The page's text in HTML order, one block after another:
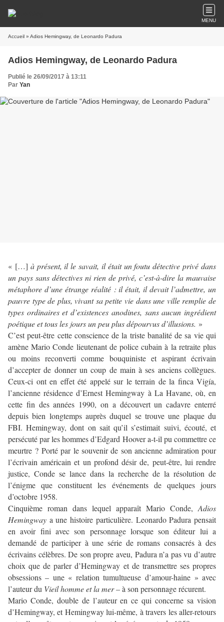
MENU
Accueil » Adios Hemingway, de Leonardo Padura
Adios Hemingway, de Leonardo Padura
Publié le 26/09/2017 à 13:11
Par Yan
« […] à présent, il le savait, il était un foutu détective privé dans
un pays sans détectives ni rien de privé, c’est-à-dire la mauvaise
métaphore d’une étrange réalité : il était, il devait l’admettre, un
pauvre type de plus, vivant sa petite vie dans une ville remplie de
types ordinaires et d’existences anodines, sans aucun ingrédient
poétique et tous les jours un peu plus dépourvus d’illusions. »
C’est peut-être cette conscience de la triste banalité de sa vie qui
amène Mario Conde lieutenant de police cubain à la retraite plus
ou moins reconverti comme bouquiniste et aspirant écrivain
d’accepter de donner un coup de main à ses anciens collègues.
Ceux-ci ont en effet été appelé sur le terrain de la finca Vigía,
l’ancienne résidence d’Ernest Hemingway à La Havane, où, en
cette fin des années 1990, on a découvert un cadavre enterré
depuis bien longtemps auprès duquel se trouve une plaque du
FBI. Hemingway, dont on sait qu’il s’estimait suivi, écouté, et
persécuté par les hommes d’Edgard Hoover a-t-il pu commettre ce
meurtre ? Porté par le souvenir de son ancienne admiration pour
l’écrivain américain et un profond désir de, peut-être, lui rendre
justice, Conde se lance dans la recherche de la résolution de
l’énigme que constituent les événements de quelques jours
d’octobre 1958.
Cinquième roman dans lequel apparaît Mario Conde, Adios
Hemingway a une histoire particulière. Leonardo Padura pensait
en avoir fini avec son personnage lorsque son éditeur lui a
demandé de participer à une série de romans consacrés à des
écrivains célèbres. De son propre aveu, Padura n’a pas vu d’autre
choix que de parler d’Hemingway et de transmettre ses propres
obsessions – une « relation tumultueuse d’amour-haine » avec
l’auteur du Vieil homme et la mer– à son personnage récurent.
Mario Conde, double de l’auteur en ce qui concerne sa vision
d’Hemingway, et Hemingway lui-même, à travers les aller-retours